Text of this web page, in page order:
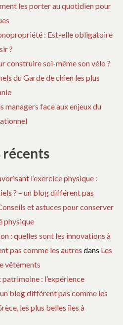
les porter au quotidien pour
: Est-elle obligatoire
?
construire soi-même son vélo ?
du Garde de chien les plus
managers face aux enjeux du
récents
l’exercice physique :
? – un blog différent pas
et astuces pour conserver
physique
: quelles sont les innovations à
pas comme les autres dans Les
vêtements
: l’expérience
blog différent pas comme les
les plus belles îles à